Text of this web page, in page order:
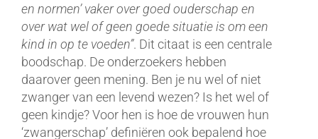
en normen’ vaker over goed ouderschap en
over wat wel of geen goede situatie is om een
kind in op te voeden”. Dit citaat is een centrale
boodschap. De onderzoekers hebben
daarover geen mening. Ben je nu wel of niet
zwanger van een levend wezen? Is het wel of
geen kindje? Voor hen is hoe de vrouwen hun
‘zwangerschap’ definiëren ook bepalend hoe